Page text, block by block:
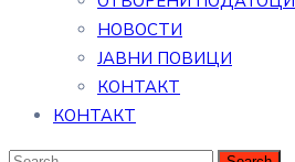
НОВОСТИ
ЈАВНИ ПОВИЦИ
КОНТАКТ
КОНТАКТ